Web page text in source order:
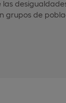
grupos de